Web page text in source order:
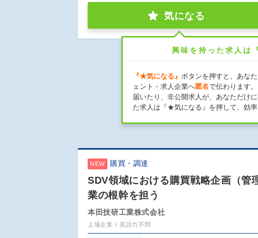
気になる
興味を持った求人は
『★気になる』 ボタンを押すと、あな
ェント・求人企業へ匿名で伝わります
届いたり、非公開求人が、あなただけ
た求人は『★気になる』を押して、効率
NEW 購買・調達
SDV領域における購買戦略企画（
業の根幹を担う
本田技研工業株式会社
上場企業 英語力不問